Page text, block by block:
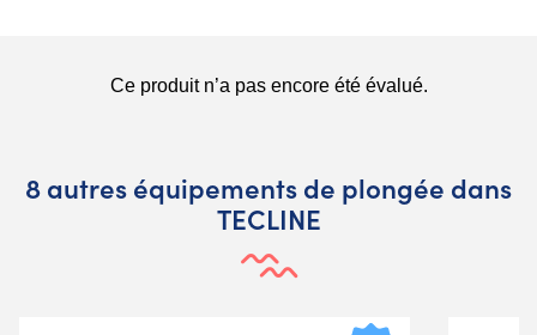
8 autres équipements de plongée dans
TECLINE